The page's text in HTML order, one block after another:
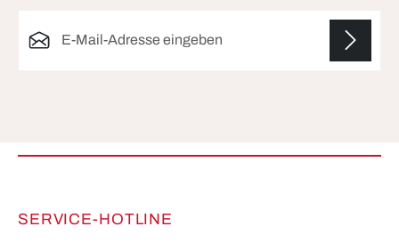
Pflichtfelder.
SERVICE-HOTLINE